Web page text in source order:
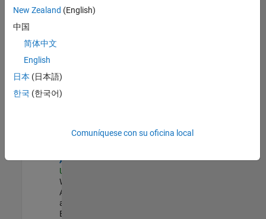
zona.
Senior Applications Engineer - Model Based Design
Model Based
US-MA-Natick
Experimentado
Architect
US-MA-Natick
Web
Applications
and Services |
Experimentado
New Zealand (English)
中国
简体中文
English
日本 (日本語)
한국 (한국어)
Comuníquese con su oficina local